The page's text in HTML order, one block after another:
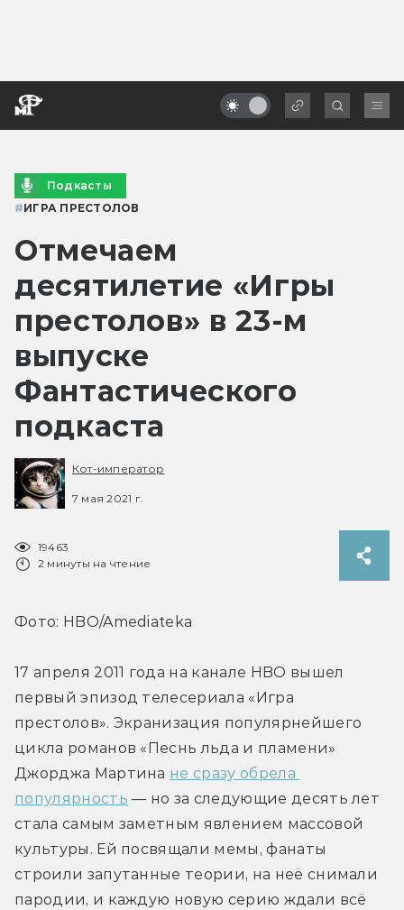
Подкасты
#ИГРА ПРЕСТОЛОВ
Отмечаем
десятилетие «Игры
престолов» в 23-м
выпуске
Фантастического
подкаста
Кот-император
7 мая 2021 г.
19463
2 минуты на чтение
Фото: HBO/Amediateka
17 апреля 2011 года на канале HBO вышел
первый эпизод телесериала «Игра
престолов». Экранизация популярнейшего
цикла романов «Песнь льда и пламени»
Джорджа Мартина не сразу обрела
популярность — но за следующие десять лет
стала самым заметным явлением массовой
культуры. Ей посвящали мемы, фанаты
строили запутанные теории, на неё снимали
пародии, и каждую новую серию ждали всё